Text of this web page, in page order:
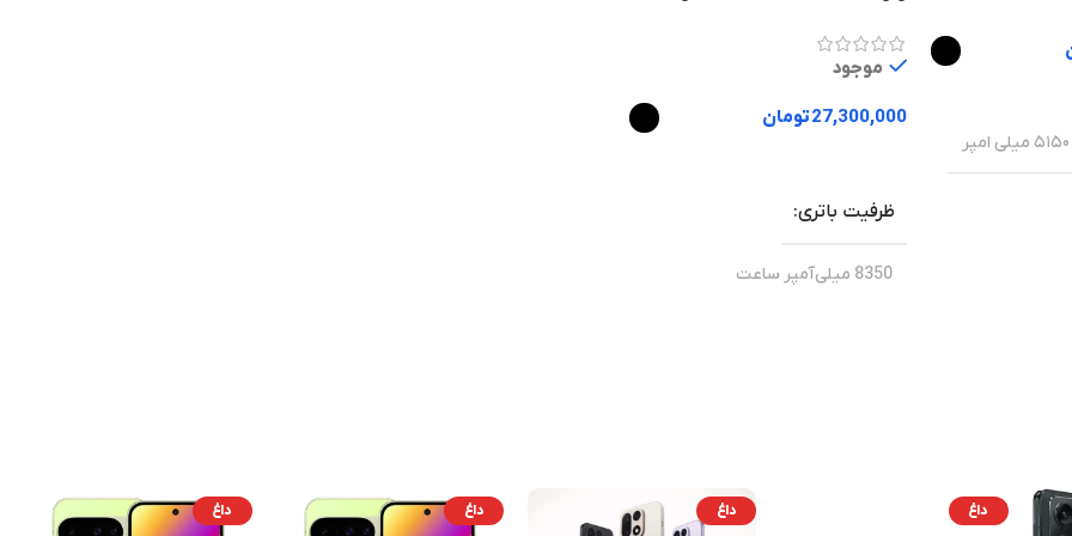
۵۱۵۰ میلی امپر
موجود
27,300,000تومان
ظرفیت باتری
8350 میلی‌آمپر ساعت
داغ داغ داغ داغ